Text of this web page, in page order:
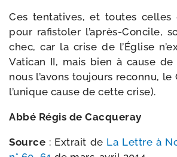
Ces ten­ta­tives, et toutes celles
pour rafis­to­ler l’après-​Concile,
chec, car la crise de l’Église
Vatican II, mais bien à cause
nous l’a­vons tou­jours recon­nu, le
l’u­nique cause de cette crise).
Abbé Régis de Cacqueray
Source : Extrait de La Lettre à